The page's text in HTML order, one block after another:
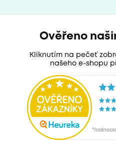
Ověřeno
Kliknutím na pečeť
našeho e-shopu